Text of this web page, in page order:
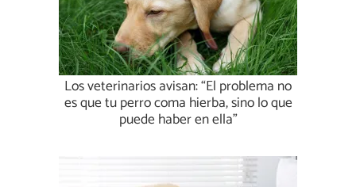
Los veterinarios avisan: “El problema no
es que tu perro coma hierba, sino lo que
puede haber en ella”